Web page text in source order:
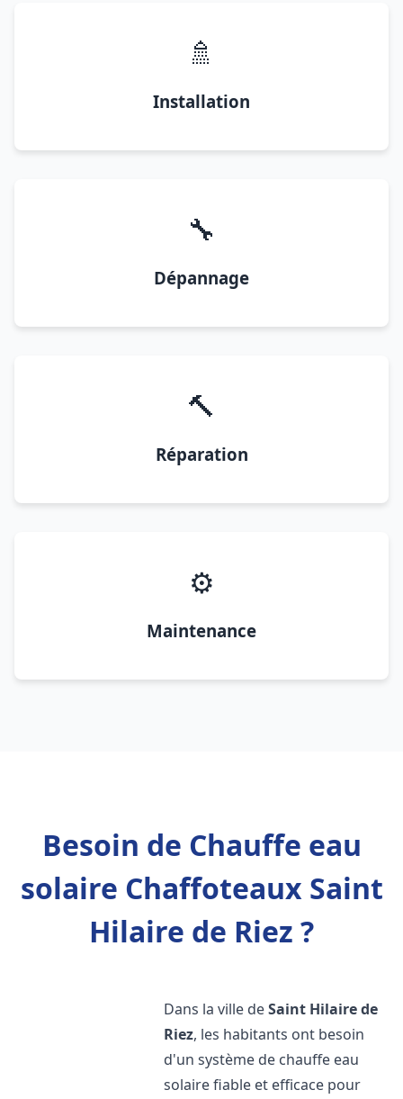
🚿
Installation
🔧
Dépannage
🔨
Réparation
⚙️
Maintenance
Besoin de Chauffe eau
solaire Chaffoteaux Saint
Hilaire de Riez ?
Dans la ville deSaint Hilaire de
Riez, les habitants ont besoin
d'un système de chauffe eau
solaire fiable et efficace pour